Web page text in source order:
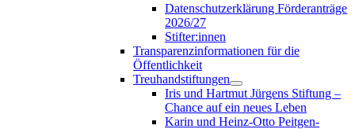
Datenschutzerklärung Förderanträge
2026/27
Stifter:innen
Transparenzinformationen für die
Öffentlichkeit
Treuhandstiftungen
Iris und Hartmut Jürgens Stiftung –
Chance auf ein neues Leben
Karin und Heinz-Otto Peitgen-